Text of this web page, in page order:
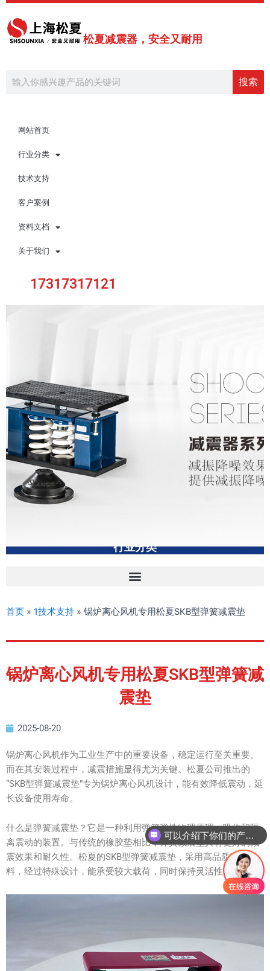
跳
内
松夏减震器，安全又耐用
搜索
网站首页
行业分类
技术支持
客户案例
资料文档
关于我们
17317317121
行业分类
首页 » 1技术支持 » 锅炉离心风机专用松夏SKB型弹簧减震垫
锅炉离心风机专用松夏SKB型弹簧减
震垫
2025-08-20
锅炉离心风机作为工业生产中的重要设备，稳定运行至关重要。
而在其安装过程中，减震措施显得尤为关键。松夏公司推出的
“SKB型弹簧减震垫”专为锅炉离心风机设计，能有效降低震动，延
长设备使用寿命。
什么是弹簧减震垫？它是一种利用弹簧弹性物理原理，吸收和隔
离震动的装置。与传统的橡胶垫相比，弹簧减震垫具有更好的减
震效果和耐久性。松夏的SKB型弹簧减震垫，采用高品质弹簧材
料，经过特殊设计，能承受较大载荷，同时保持灵活性。
可以介绍下你们的产品么？